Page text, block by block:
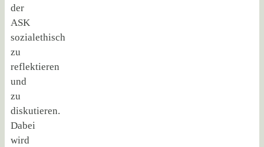
der
ASK
sozialethisch
zu
reflektieren
und
zu
diskutieren.
Dabei
wird